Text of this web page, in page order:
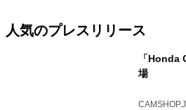
人気のプレスリリース
「Honda
場